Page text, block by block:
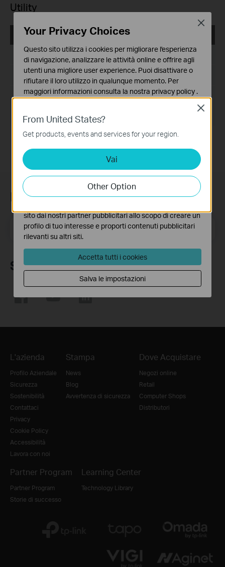
Utility
Easy Setup Assistant TL-WR740N_V3_100916
Data di pubblicazione:2010-09-16
Lingua: English
Dimensioni file:9.4MB
Sistema operativo: Win2000/XP/Vista/Windows 7
Iscriviti alla newsletter
Indirizzo email Iscriviti
Seguici
L'azienda
Profilo Aziendale
Sicurezza
Sostenibilità
Contattaci
Privacy
Cookie Policy
Accessibilità
Lavora con noi
Stampa
News
Blog
Avvertenza di sicurezza
Dove Acquistare
Negozi online
Retail
Computer Shops
Distributori
Partner Program
Partner Program
Storie di successo
Learning Center
Technology Library
From United States?
Get products, events and services for your region.
Vai
Other Option
Close
Your Privacy Choices
Questo sito utilizza i cookies per migliorare l'esperienza
di navigazione, analizzare le attività online e offrire agli
utenti una migliore user experience. Puoi disattivare o
rifiutare il loro utilizzo in qualunque momento. Per
maggiori informazioni consulta la nostra privacy policy .
Questi cookies sono necessari per il corretto
funzionamento del sito e non possono essere disattivati
nel tuo sistema.
Analytics e Marketing Cookies
I cookies analitici ci permettono di analizzare le tue
attività sul nostro sito allo scopo di migliorarne le
funzionalità.
sito dai nostri partner pubblicitari allo scopo di creare un
profilo di tuo interesse e proporti contenuti pubblicitari
rilevanti su altri siti.
Accetta tutti i cookies
Salva le impostazioni
Close